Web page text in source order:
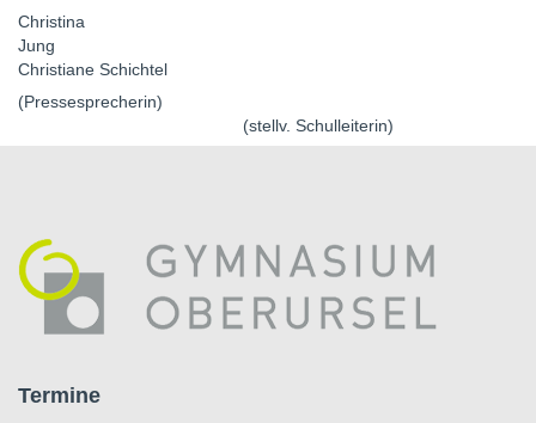
Christina
Christiane Schichtel
(Pressesprecherin)
(stellv. Schulleiterin)
Termine